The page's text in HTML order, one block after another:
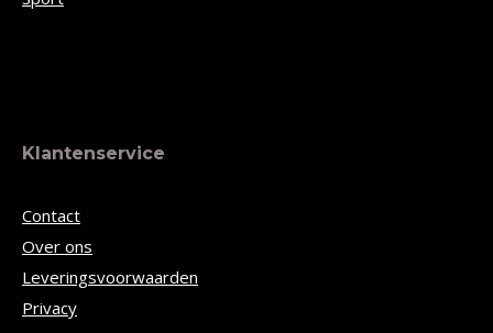
Klantenservice
Contact
Over ons
Leveringsvoorwaarden
Privacy